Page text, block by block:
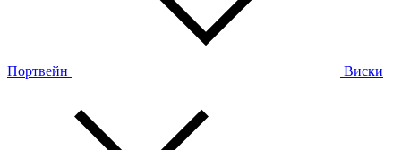
Портвейн Виски